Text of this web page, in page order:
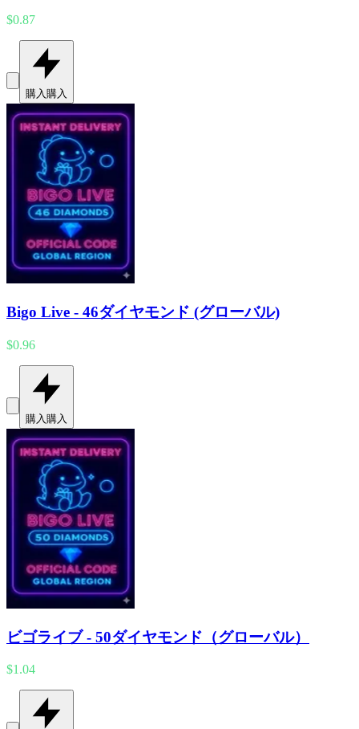
$0.87
購入購入
Bigo Live - 46ダイヤモンド (グローバル)
$0.96
購入 購入
ビゴライブ - 50ダイヤモンド（グローバル）
$1.04